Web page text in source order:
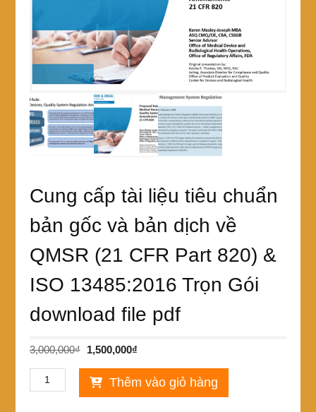
Cung cấp tài liệu tiêu chuẩn
bản gốc và bản dịch về
QMSR (21 CFR Part 820) &
ISO 13485:2016 Trọn Gói
download file pdf
3,000,000₫
Giá
là:
3,000,000₫.
1,500,000₫
tại
là:
Cung
cấp
Thêm vào giỏ hàng